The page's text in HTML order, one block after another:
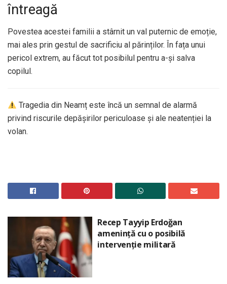
întreagă
Povestea acestei familii a stârnit un val puternic de emoție,
mai ales prin gestul de sacrificiu al părinților. În fața unui
pericol extrem, au făcut tot posibilul pentru a-și salva
copilul.
Tragedia din Neamț este încă un semnal de alarmă
privind riscurile depășirilor periculoase și ale neatenției la
volan.
Recep Tayyip Erdoğan
amenință cu o posibilă
intervenție militară